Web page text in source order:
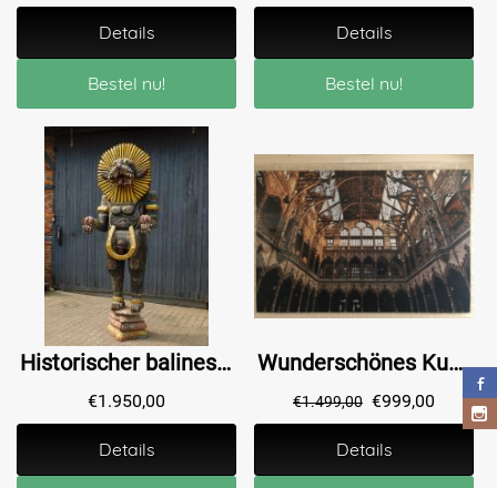
Details
Bestel nu!
Details
Bestel nu!
Historischer balinesischer Tiger schwarz II XXL - handgefertigt aus Holz - authentisch
€1.950,00
Details
Wunderschönes Kunstwerk auf Aluminium, riesig, die Messe in Antwerpen, faszinierend schön!
€1.499,00 €999,00
Details